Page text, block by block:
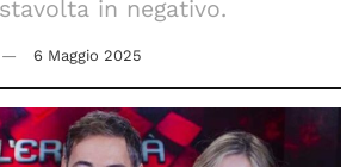
in negativo.
6 Maggio 2025